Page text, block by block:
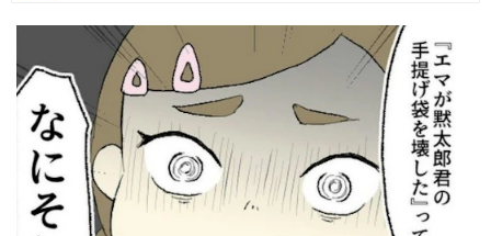
トレンド・イベント